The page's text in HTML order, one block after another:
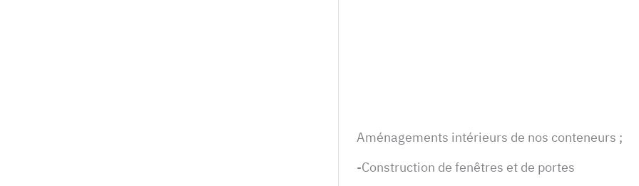
Aménagements intérieurs de nos conteneurs ;
-Construction de fenêtres et de portes